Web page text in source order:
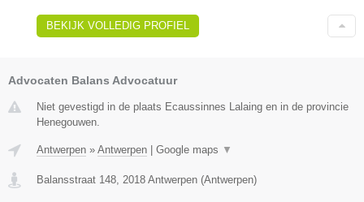
BEKIJK VOLLEDIG PROFIEL
Advocaten Balans Advocatuur
Niet gevestigd in de plaats Ecaussinnes Lalaing en in de provincie
Henegouwen.
Antwerpen » Antwerpen Google maps ▼
Balansstraat 148 2018 Antwerpen (Antwerpen)